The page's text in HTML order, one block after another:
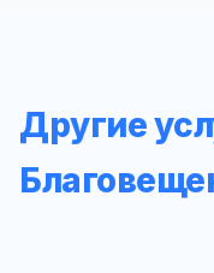
Другие